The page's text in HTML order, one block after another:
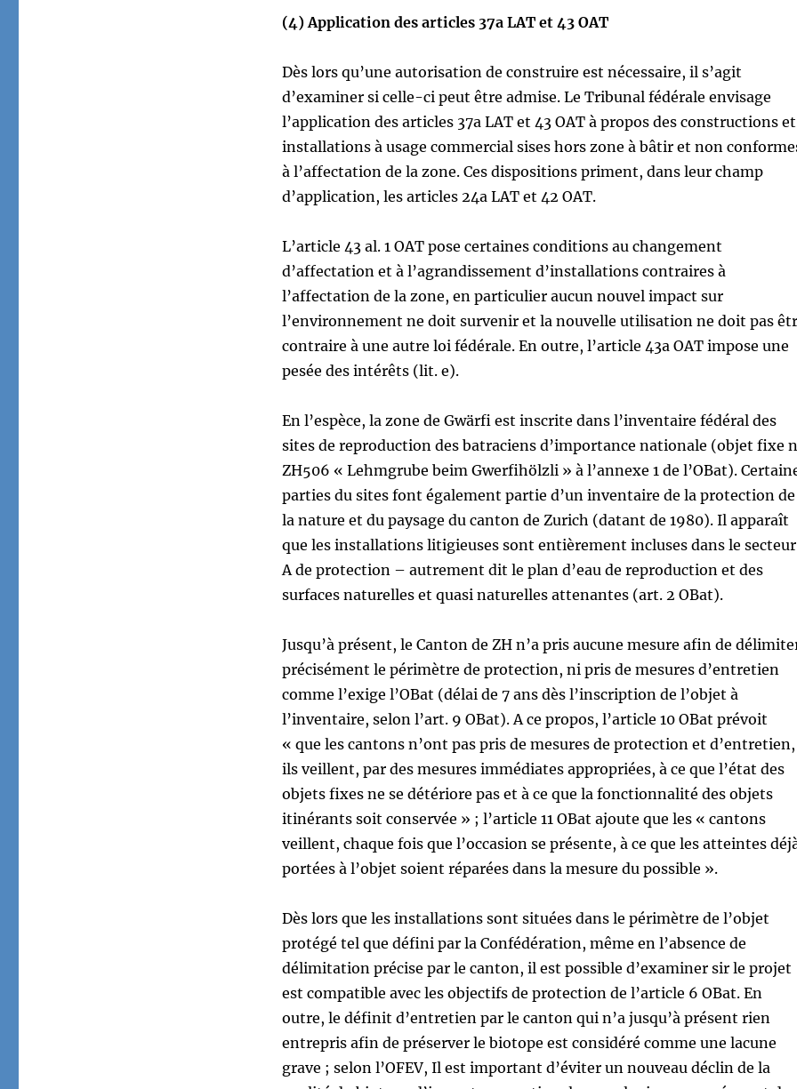
(4) Application des articles 37a LAT et 43 OAT
Dès lors qu’une autorisation de construire est nécessaire, il s’agit
d’examiner si celle-ci peut être admise. Le Tribunal fédérale envisage
l’application des articles 37a LAT et 43 OAT à propos des constructions et
installations à usage commercial sises hors zone à bâtir et non
à l’affectation de la zone. Ces dispositions priment, dans leur champ
d’application, les articles 24a LAT et 42 OAT.
L’article 43 al. 1 OAT pose certaines conditions au changement
d’affectation et à l’agrandissement d’installations contraires à
l’affectation de la zone, en particulier aucun nouvel impact sur
l’environnement ne doit survenir et la nouvelle utilisation ne doit pas
contraire à une autre loi fédérale. En outre, l’article 43a OAT impose une
pesée des intérêts (lit. e).
En l’espèce, la zone de Gwärfi est inscrite dans l’inventaire fédéral des
sites de reproduction des batraciens d’importance nationale (objet fixe
ZH506 « Lehmgrube beim Gwerfihölzli » à l’annexe 1 de l’OBat).
parties du sites font également partie d’un inventaire de la protection de
la nature et du paysage du canton de Zurich (datant de 1980). Il apparaît
que les installations litigieuses sont entièrement incluses dans le secteur
A de protection – autrement dit le plan d’eau de reproduction et des
surfaces naturelles et quasi naturelles attenantes (art. 2 OBat).
Jusqu’à présent, le Canton de ZH n’a pris aucune mesure afin de
précisément le périmètre de protection, ni pris de mesures d’entretien
comme l’exige l’OBat (délai de 7 ans dès l’inscription de l’objet à
l’inventaire, selon l’art. 9 OBat). A ce propos, l’article 10 OBat prévoit
« que les cantons n’ont pas pris de mesures de protection et d’entretien,
ils veillent, par des mesures immédiates appropriées, à ce que l’état des
objets fixes ne se détériore pas et à ce que la fonctionnalité des objets
itinérants soit conservée » ; l’article 11 OBat ajoute que les « cantons
veillent, chaque fois que l’occasion se présente, à ce que les atteintes
portées à l’objet soient réparées dans la mesure du possible ».
Dès lors que les installations sont situées dans le périmètre de l’objet
protégé tel que défini par la Confédération, même en l’absence de
délimitation précise par le canton, il est possible d’examiner sir le projet
est compatible avec les objectifs de protection de l’article 6 OBat. En
outre, le définit d’entretien par le canton qui n’a jusqu’à présent rien
entrepris afin de préserver le biotope est considéré comme une lacune
grave ; selon l’OFEV, Il est important d’éviter un nouveau déclin de la